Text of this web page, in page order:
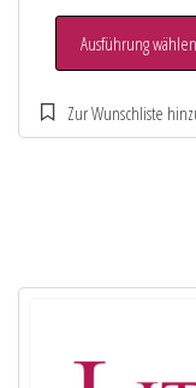
Ausführung wählen